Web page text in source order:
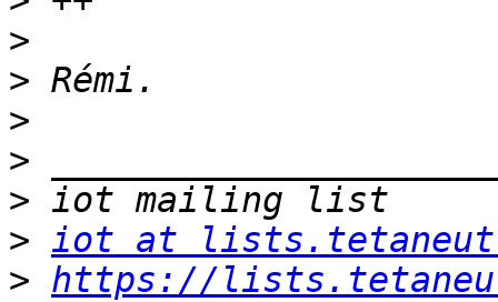
>
>
>
>
>
> iot at
> https://